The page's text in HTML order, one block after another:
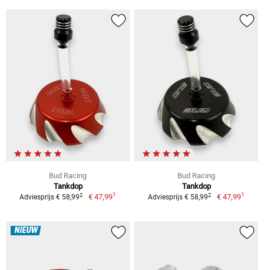
Bud Racing
Tankdop
Adviesprijs € 58,992 € 47,991
Bud Racing
Tankdop
Adviesprijs € 58,992 € 47,991
NIEUW